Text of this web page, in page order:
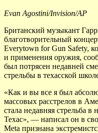
Evan Agostini/Invision/AP
Британский музыкант
благотворительный
Everytown for Gun Safety,
и применения оружия,
был потрясен недавней
стрельбы в техасской
«Как и вы все я был
массовых расстрелов в
стала недавняя стрельба
Техас», — написал он в
Meta признана